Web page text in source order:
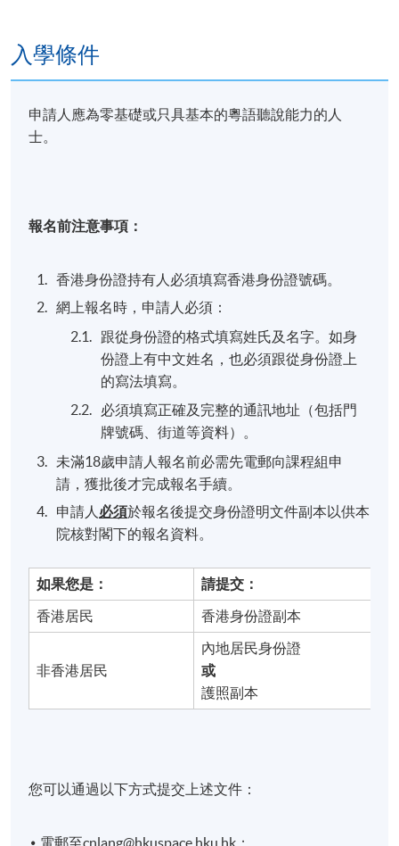
課程不獲頒授學歷證書，且不提供退款。學員出席率
達70%或以上，將獲頒發修讀證明書（SA）作為出席
證明。
時間
現時接受報名
每講3小時
入學條件
申請人應為零基礎或只具基本的粵語聽說能力的人
士。
報名前注意事項：
香港身份證持有人必須填寫香港身份證號碼。
網上報名時，申請人必須：
跟從身份證的格式填寫姓氏及名字。如身
份證上有中文姓名，也必須跟從身份證上
的寫法填寫。
必須填寫正確及完整的通訊地址（包括門
牌號碼、街道等資料）。
未滿18歲申請人報名前必需先電郵向課程組申
請，獲批後才完成報名手續。
申請人 必須於報名後提交身份證明文件副本以供本
院核對閣下的報名資料。
如果您是：
請提交：
香港居民
香港身份證副本
非香港居民
內地居民身份證
或
護照副本
您可以通過以下方式提交上述文件：
電郵至cnlang@hkuspace.hku.hk；